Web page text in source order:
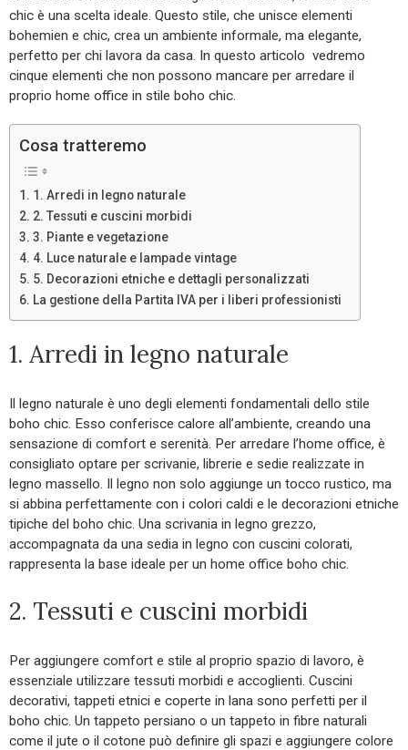
chic è una scelta ideale. Questo stile, che unisce elementi
bohemien e chic, crea un ambiente informale, ma elegante,
perfetto per chi lavora da casa. In questo articolo vedremo
cinque elementi che non possono mancare per arredare il
proprio home office in stile boho chic.
Cosa tratteremo
1. Arredi in legno naturale
2. Tessuti e cuscini morbidi
3. Piante e vegetazione
4. Luce naturale e lampade vintage
5. Decorazioni etniche e dettagli personalizzati
La gestione della Partita IVA per i liberi professionisti
1. Arredi in legno naturale
Il legno naturale è uno degli elementi fondamentali dello stile
boho chic. Esso conferisce calore all’ambiente, creando una
sensazione di comfort e serenità. Per arredare l’home office, è
consigliato optare per scrivanie, librerie e sedie realizzate in
legno massello. Il legno non solo aggiunge un tocco rustico, ma
si abbina perfettamente con i colori caldi e le decorazioni etniche
tipiche del boho chic. Una scrivania in legno grezzo,
accompagnata da una sedia in legno con cuscini colorati,
rappresenta la base ideale per un home office boho chic.
2. Tessuti e cuscini morbidi
Per aggiungere comfort e stile al proprio spazio di lavoro, è
essenziale utilizzare tessuti morbidi e accoglienti. Cuscini
decorativi, tappeti etnici e coperte in lana sono perfetti per il
boho chic. Un tappeto persiano o un tappeto in fibre naturali
come il jute o il cotone può definire gli spazi e aggiungere colore